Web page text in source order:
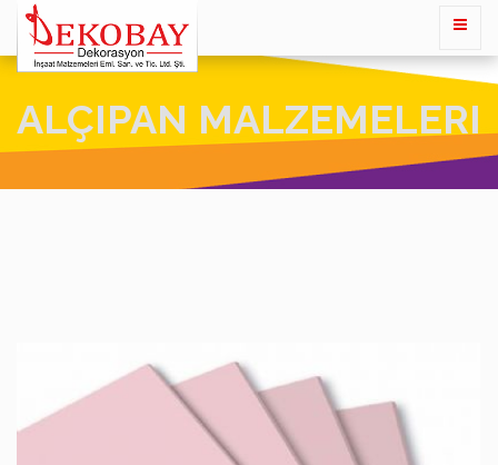
ALÇIPAN MALZEMELERI